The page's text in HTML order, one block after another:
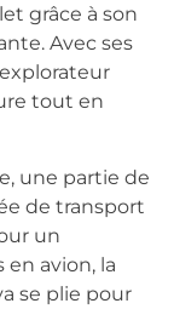
grâce à son
Avec ses
tout en
une partie de
de transport
un
en avion, la
se plie pour